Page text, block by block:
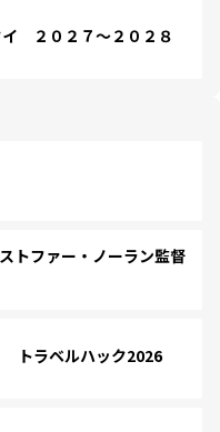
２０２７～２０２８
トファー・ノーラン監督
トラベルハック2026